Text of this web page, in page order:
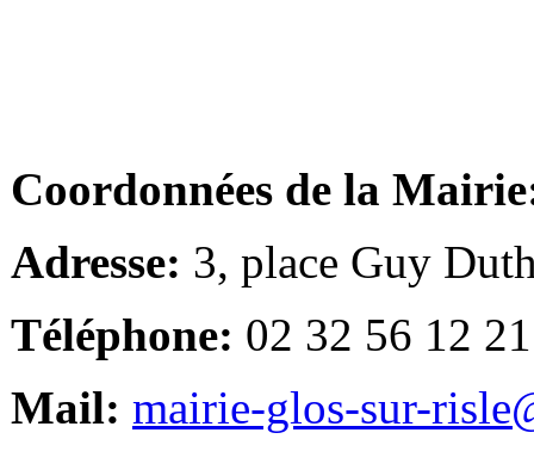
Coordonnées de la
Adresse: 3, place Guy
Téléphone: 02 32 56 12 21
Mail: mairie-glos-sur-